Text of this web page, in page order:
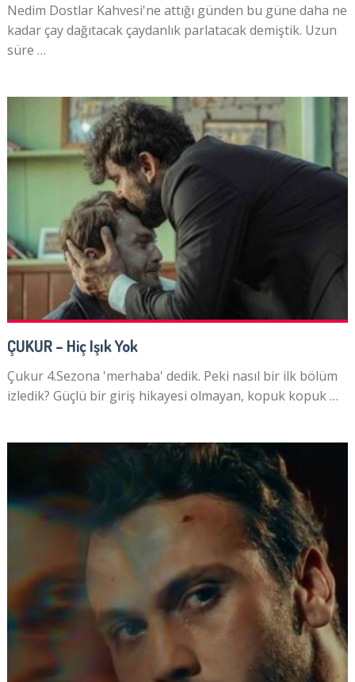
Nedim Dostlar Kahvesi'ne attığı günden bu güne daha ne
kadar çay dağıtacak çaydanlık parlatacak demiştik. Uzun
süre …
ÇUKUR – Hiç Işık Yok
Çukur 4.Sezona 'merhaba' dedik. Peki nasıl bir ilk bölüm
izledik? Güçlü bir giriş hikayesi olmayan, kopuk kopuk …